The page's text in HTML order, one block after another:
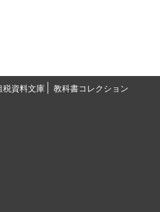
税資料文庫
教科書コレクション